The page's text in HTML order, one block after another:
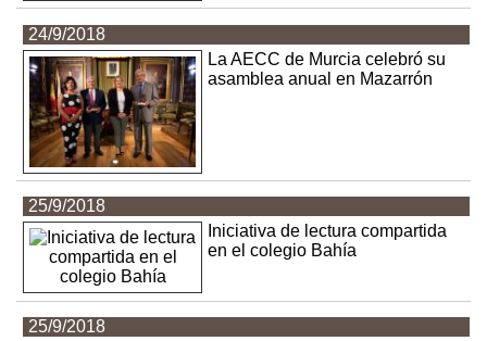
24/9/2018
La AECC de Murcia celebró su
asamblea anual en Mazarrón
25/9/2018
Iniciativa de lectura compartida
en el colegio Bahía
25/9/2018